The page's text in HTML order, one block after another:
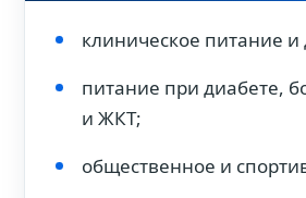
клиническое питание и
питание при диабете,
и ЖКТ;
общественное и